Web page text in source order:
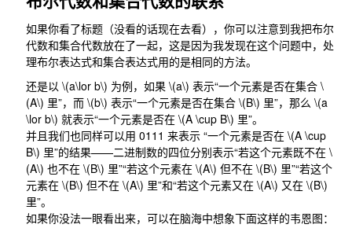
如果你看了标题（没看的话现在去看），你可以注意到我把布尔
代数和集合代数放在了一起，这是因为我发现在这个问题中，处
理布尔表达式和集合表达式用的是相同的方法。
还是以 \(a\lor b\) 为例，如果 \(a\) 表示“一个元素是否在集合 \
(A\) 里”，而 \(b\) 表示“一个元素是否在集合 \(B\) 里”，那么 \(a
\lor b\) 就表示“一个元素是否在 \(A \cup B\) 里”。
并且我们也同样可以用 0111 来表示 “一个元素是否在 \(A \cup
B\) 里”的结果——二进制数的四位分别表示“若这个元素既不在 \
(A\) 也不在 \(B\) 里”“若这个元素在 \(A\) 但不在 \(B\) 里”“若这个
元素在 \(B\) 但不在 \(A\) 里”和“若这个元素又在 \(A\) 又在 \(B\)
里”。
如果你没法一眼看出来，可以在脑海中想象下面这样的韦恩图：